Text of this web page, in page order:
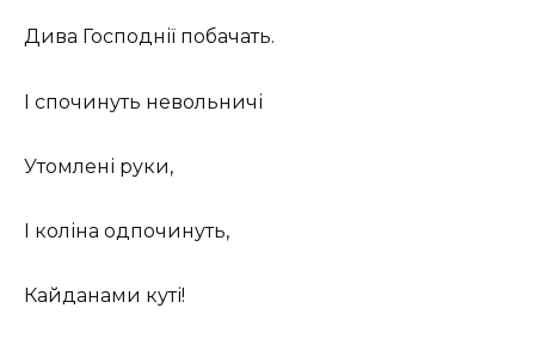
Дива Господнії побачать.
І спочинуть невольничі
Утомлені руки,
І коліна одпочинуть,
Кайданами куті!